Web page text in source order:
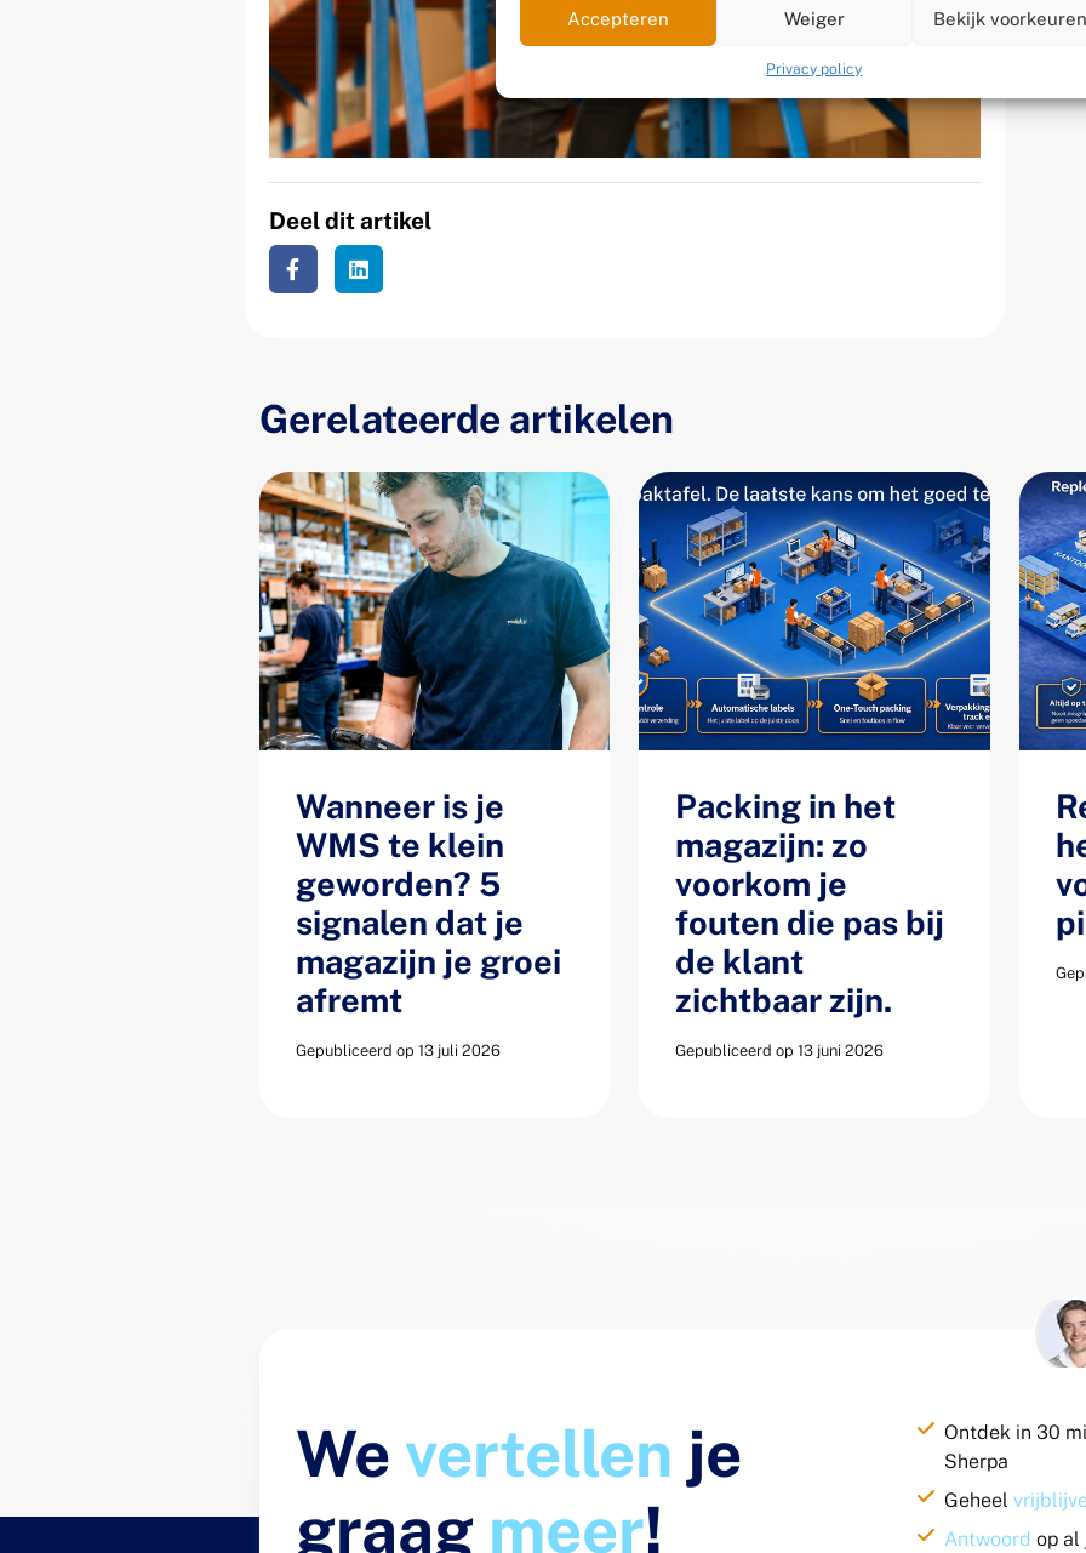
Accepteren Weiger Bekijk
Privacy policy
Deel dit artikel
Gerelateerde artikelen
Wanneer is je
WMS te klein
geworden? 5
signalen dat je
magazijn je groei
afremt
Gepubliceerd op 13 juli 2026
Packing in het
magazijn: zo
voorkom je
fouten die pas bij
de klant
zichtbaar zijn.
Gepubliceerd op 13 juni 2026
We vertellen je
graag meer!
Ontdek in 30
Sherpa
Geheel
Antwoord op al